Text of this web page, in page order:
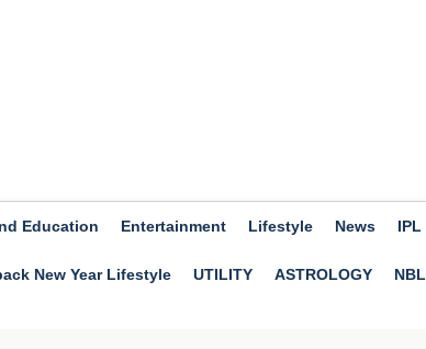
कप का शेड्यूल हुआ जारी, 28 अगस्त से खेले जाएंगे मुकाबले
Education Entertainment Lifestyle News IPL
New Year Lifestyle UTILITY ASTROLOGY NBL